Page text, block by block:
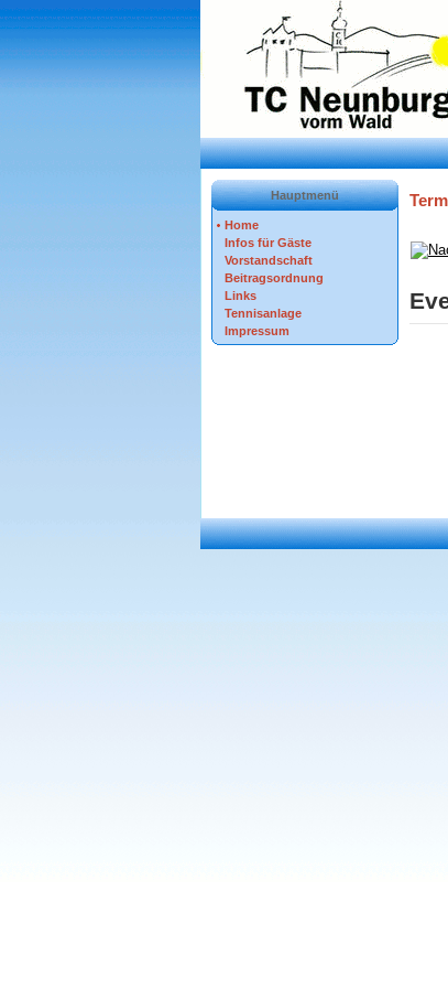
Hauptmenü
Home
Infos für Gäste
Vorstandschaft
Beitragsordnung
Links
Tennisanlage
Impressum